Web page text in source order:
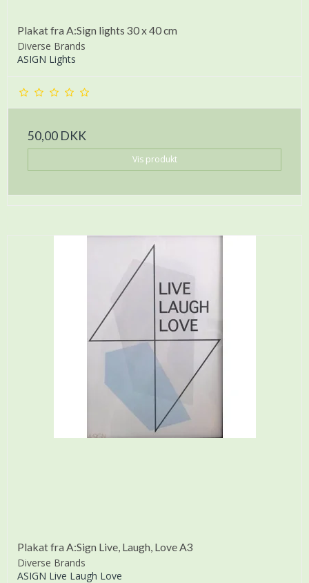
Plakat fra A:Sign lights 30 x 40 cm
Diverse Brands
ASIGN Lights
50,00 DKK
Vis produkt
Plakat fra A:Sign Live, Laugh, Love A3
Diverse Brands
ASIGN Live Laugh Love